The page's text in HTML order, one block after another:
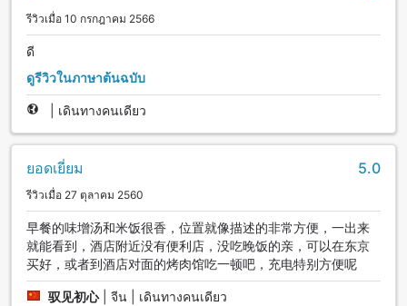
รีวิวเมื่อ 10 กรกฎาคม 2566
ดี
ดูรีวิวในภาษาต้นฉบับ
เดินทางคนเดียว
ยอดเยี่ยม 5.0
รีวิวเมื่อ 27 ตุลาคม 2560
早餐的味增汤和米饭很香，位置就像描述的非常方便，一出来
就能看到，酒店附近没有便利店，没吃晚饭的亲，可以在东京
买好，或者到酒店对面的烤肉馆吃一顿吧，充电特别方便呢
驭见初心| จีน | เดินทางคนเดียว